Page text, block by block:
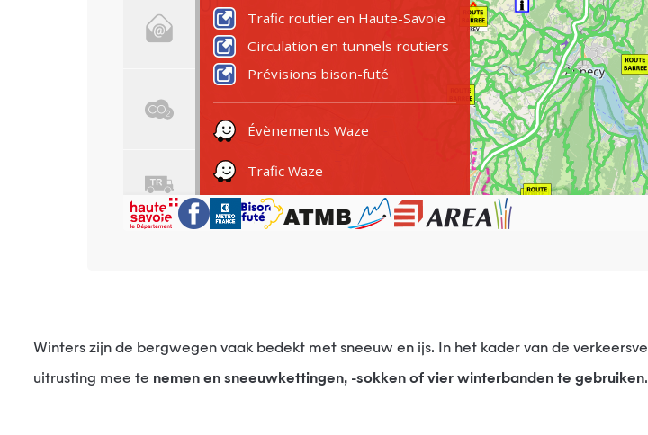
Winters zijn de bergwegen vaak bedekt met sneeuw en ijs. In het kader van de verkeersveiligheid verplicht het departement Haute-Savoie bestuurders om speciale
uitrusting mee te nemen en sneeuwkettingen, -sokken of vier winterbanden te gebruiken.